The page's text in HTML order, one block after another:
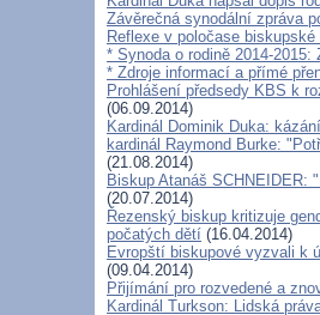
Závěrečná synodální zpráva
Reflexe v poločase
* Synoda o rodině 2014-2015:
* Zdroje informací a přímé
Prohlášení předsedy KBS k
(06.09.2014)
Kardinál Dominik Duka:
kardinál Raymond Burke:
(21.08.2014)
Biskup Atanáš
(20.07.2014)
Řezenský biskup kritizuje
počatých dětí (16.04.2014)
Evropští biskupové vyzvali k
(09.04.2014)
Přijímání pro rozvedené a
Kardinál Turkson: Lidská